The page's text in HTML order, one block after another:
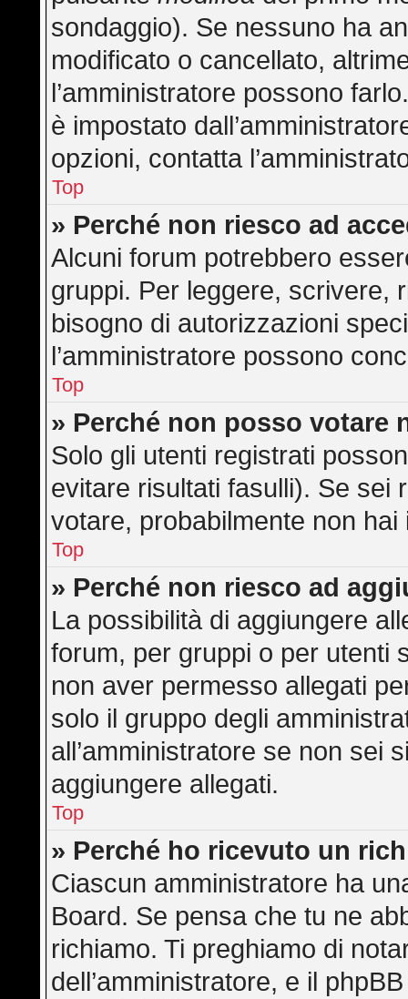
sondaggio). Se nessuno ha
modificato o cancellato,
l’amministratore possono
è impostato
opzioni, contatta
Top
» Perché non riesco ad
Alcuni forum potrebbero
gruppi. Per leggere, scrivere,
bisogno di autorizzazioni
l’amministratore possono
Top
» Perché non posso votare
Solo gli utenti registrati
evitare risultati fasulli). Se sei
votare, probabilmente non hai
Top
» Perché non riesco ad
La possibilità di aggiungere
forum, per gruppi o per utenti
non aver permesso allegati
solo il gruppo degli
all’amministratore se non sei
aggiungere allegati.
Top
» Perché ho ricevuto un
Ciascun amministratore ha
Board. Se pensa che tu ne
richiamo. Ti preghiamo di
dell’amministratore, e il